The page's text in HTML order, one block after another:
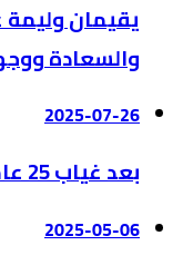
يقيمان
والسعادة
2025-07-26
بعد غياب 25 عاماً… جمعتنا الصدفة
2025-05-06